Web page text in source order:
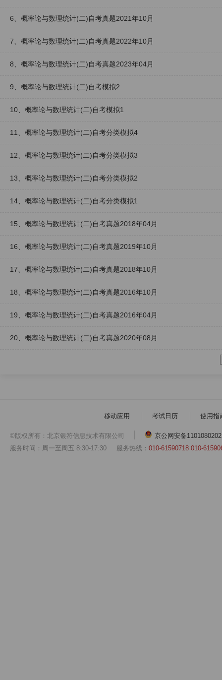
6、概率论与数理统计(二)自考真题2021年10月
7、概率论与数理统计(二)自考真题2022年10月
8、概率论与数理统计(二)自考真题2023年04月
9、概率论与数理统计(二)自考模拟2
10、概率论与数理统计(二)自考模拟1
11、概率论与数理统计(二)自考分类模拟4
12、概率论与数理统计(二)自考分类模拟3
13、概率论与数理统计(二)自考分类模拟2
14、概率论与数理统计(二)自考分类模拟1
15、概率论与数理统计(二)自考真题2018年04月
16、概率论与数理统计(二)自考真题2019年10月
17、概率论与数理统计(二)自考真题2018年10月
18、概率论与数理统计(二)自考真题2016年10月
19、概率论与数理统计(二)自考真题2016年04月
20、概率论与数理统计(二)自考真题2020年08月
移动应用 考试日历 使用指
©版权所有：北京银符信息技术有限公司
京公网安备
服务时间：周一至周五 8:30-17:30 服务热线： 010-61590718 010-